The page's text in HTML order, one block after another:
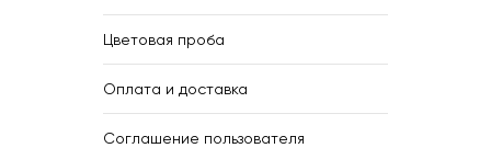
Цветовая проба
Оплата и доставка
Соглашение пользователя